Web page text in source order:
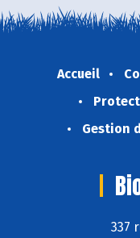
Accueil
Gestion
337